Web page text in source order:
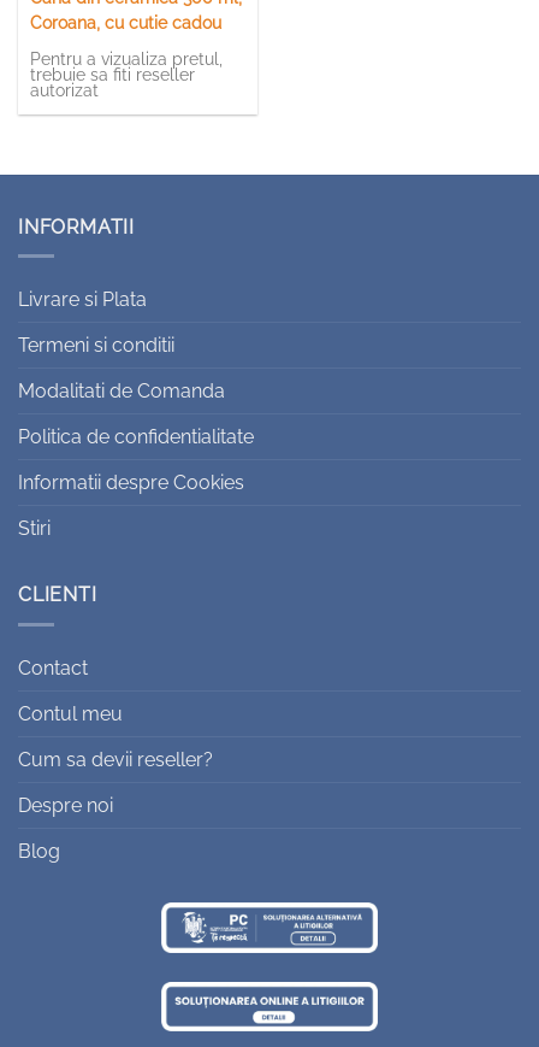
Coroana, cu cutie cadou
Pentru a vizualiza pretul,
trebuie sa fiti reseller
autorizat
INFORMATII
Livrare si Plata
Termeni si conditii
Modalitati de Comanda
Politica de confidentialitate
Informatii despre Cookies
Stiri
CLIENTI
Contact
Contul meu
Cum sa devii reseller?
Despre noi
Blog